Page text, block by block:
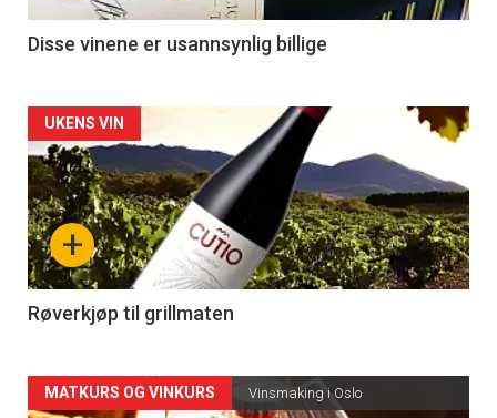
3
Disse vinene er usannsynlig billige
Forsiden
akkurat
nå
-
4
+
UKENS VIN
Røverkjøp til grillmaten
Forsiden
MATKURS OG VINKURS Vinsmaking i Oslo